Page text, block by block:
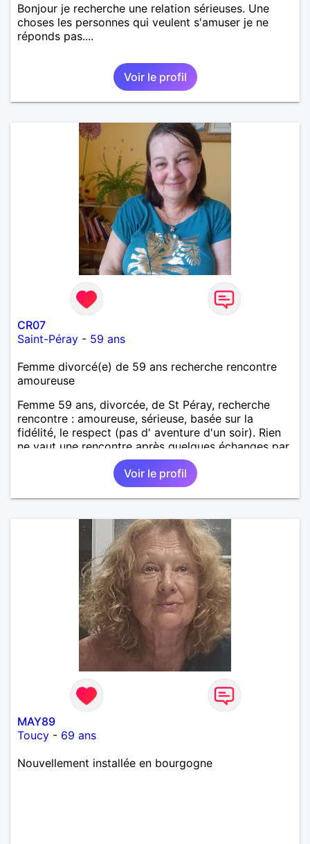
Bonjour je recherche une relation sérieuses. Une
choses les personnes qui veulent s'amuser je ne
réponds pas....
Voir le profil
CR07
Saint-Péray - 59 ans
Femme divorcé(e) de 59 ans recherche rencontre
amoureuse
Femme 59 ans, divorcée, de St Péray, recherche
rencontre : amoureuse, sérieuse, basée sur la
fidélité, le respect (pas d' aventure d'un soir). Rien
ne vaut une rencontre après quelques échanges par
messages pour savoir si il y a un feeling entre les
deux et le désir de se revoir. Au plaisir de se
Voir le profil
MAY89
Toucy - 69 ans
Nouvellement installée en bourgogne